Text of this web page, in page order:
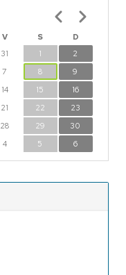
V S
D
31 1
2
7 8
9
14 15
16
21 22
23
28 29
30
4 5 6
Paginación